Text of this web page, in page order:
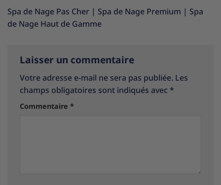
Spa de Nage Pas Cher | Spa de Nage Premium | Spa
de Nage Haut de Gamme
Laisser un commentaire
Votre adresse e-mail ne sera pas publiée. Les
champs obligatoires sont indiqués avec *
Commentaire *